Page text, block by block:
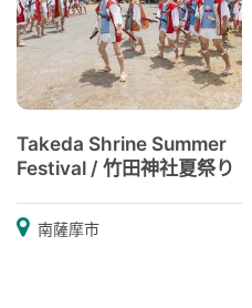
Takeda Shrine Summer
Festival / 竹田神社夏祭り
南薩摩市